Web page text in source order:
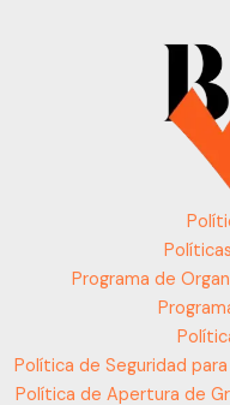
Programa de
Política de Seguridad
Política de Apertura de